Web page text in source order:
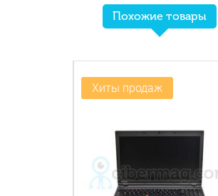
Похожие товары
Хиты продаж